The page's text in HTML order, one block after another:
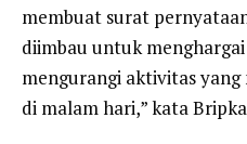
membuat surat
diimbau untuk
mengurangi aktivitas
di malam hari,” kata